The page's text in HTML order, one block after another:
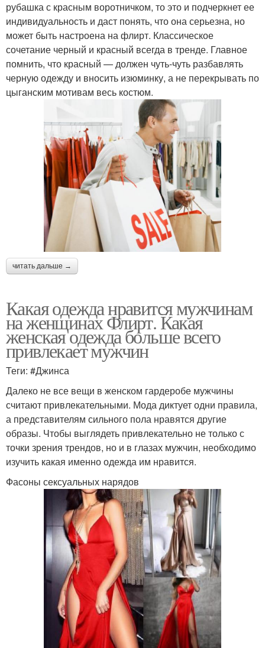
рубашка с красным воротничком, то это и подчеркнет ее
индивидуальность и даст понять, что она серьезна, но
может быть настроена на флирт. Классическое
сочетание черный и красный всегда в тренде. Главное
помнить, что красный — должен чуть-чуть разбавлять
черную одежду и вносить изюминку, а не перекрывать по
цыганским мотивам весь костюм.
читать дальше →
Какая одежда нравится мужчинам
на женщинах Флирт. Какая
женская одежда больше всего
привлекает мужчин
Теги: #Джинса
Далеко не все вещи в женском гардеробе мужчины
считают привлекательными. Мода диктует одни правила,
а представителям сильного пола нравятся другие
образы. Чтобы выглядеть привлекательно не только с
точки зрения трендов, но и в глазах мужчин, необходимо
изучить какая именно одежда им нравится.
Фасоны сексуальных нарядов